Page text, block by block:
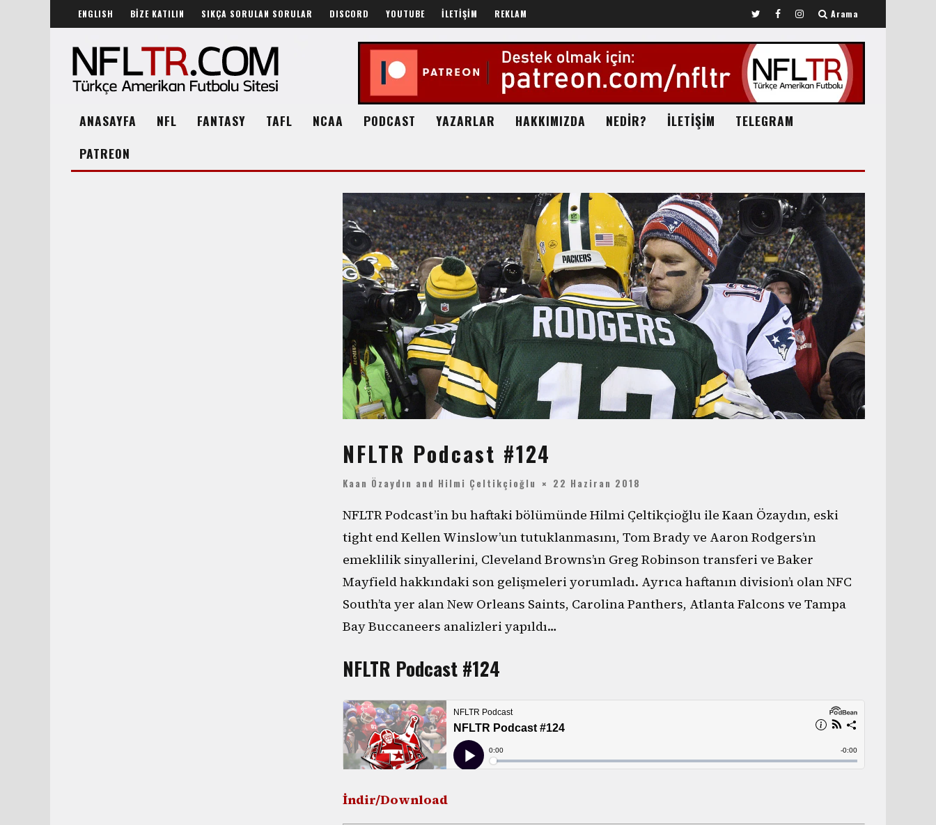
ENGLISH BİZE KATILIN SIKÇA SORULAN SORULAR DISCORD YOUTUBE İLETİŞİM REKLAM Arama
ANASAYFA NFL FANTASY TAFL NCAA PODCAST YAZARLAR HAKKIMIZDA NEDİR? İLETİŞİM
TELEGRAM
PATREON
NFLTR Podcast #124
Kaan Özaydın and Hilmi Çeltikçioğlu 22 Haziran 2018
NFLTR Podcast’in bu haftaki bölümünde Hilmi Çeltikçioğlu ile Kaan Özaydın, eski
tight end Kellen Winslow’un tutuklanmasını, Tom Brady ve Aaron Rodgers’ın
emeklilik sinyallerini, Cleveland Browns’ın Greg Robinson transferi ve Baker
Mayfield hakkındaki son gelişmeleri yorumladı. Ayrıca haftanın division’ı olan NFC
South’ta yer alan New Orleans Saints, Carolina Panthers, Atlanta Falcons ve Tampa
Bay Buccaneers analizleri yapıldı…
NFLTR Podcast #124
İndir/Download